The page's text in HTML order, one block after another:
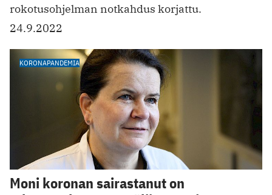
rokotusohjelman notkahdus korjattu.
24.9.2022
KORONAPANDEMIA
Moni koronan sairastanut on